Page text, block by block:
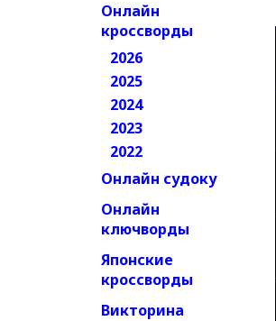
Онлайн
кроссворды
2026
2025
2024
2023
2022
Онлайн судоку
Онлайн
ключворды
Японские
кроссворды
Викторина